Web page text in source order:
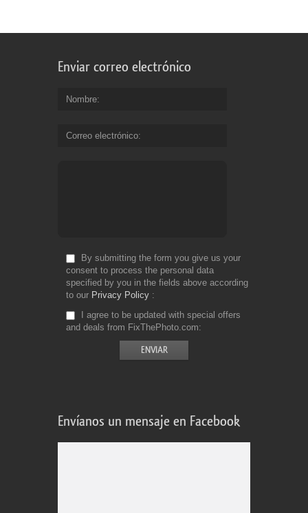
Enviar correo electrónico
Nombre
Correo electrónico
By submitting the form you give us your
consent to process the personal data
specified by you in the fields above according
to our Privacy Policy
I agree to be updated with special offers
and deals from FixThePhoto.com
Envíanos un mensaje en Facebook